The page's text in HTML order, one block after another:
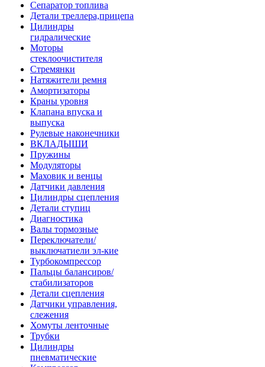
Сепаратор топлива
Детали треллера,прицепа
Цилиндры
гидралические
Моторы
стеклоочистителя
Стремянки
Натяжители ремня
Амортизаторы
Краны уровня
Клапана впуска и
выпуска
Рулевые наконечники
ВКЛАДЫШИ
Пружины
Модуляторы
Маховик и венцы
Датчики давления
Цилиндры сцепления
Детали ступиц
Диагностика
Валы тормозные
Переключатели/
выключатиели эл-кие
Турбокомпрессор
Пальцы балансиров/
стабилизаторов
Детали сцепления
Датчики управления,
слежения
Хомуты ленточные
Трубки
Цилиндры
пневматические